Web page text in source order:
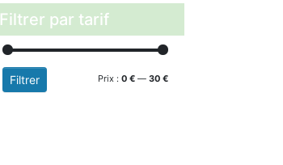
Filtrer par tarif
Filtrer Prix : 0 € — 30 €